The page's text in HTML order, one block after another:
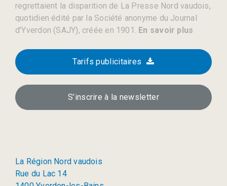
regrettaient la disparition de La Presse Nord vaudois,
quotidien édité par la Société anonyme du Journal
d’Yverdon (SAJY), créée en 1901. En savoir plus
Tarifs publicitaires
S’inscrire à la newsletter
La Région Nord vaudois
Rue du Lac 14